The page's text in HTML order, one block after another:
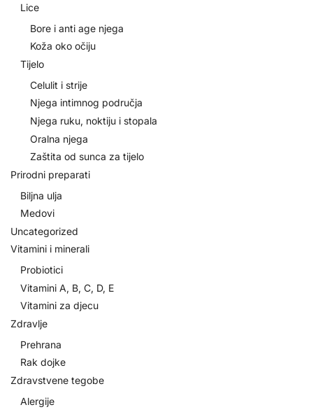
Lice
Bore i anti age njega
Koža oko očiju
Tijelo
Celulit i strije
Njega intimnog područja
Njega ruku, noktiju i stopala
Oralna njega
Zaštita od sunca za tijelo
Prirodni preparati
Biljna ulja
Medovi
Uncategorized
Vitamini i minerali
Probiotici
Vitamini A, B, C, D, E
Vitamini za djecu
Zdravlje
Prehrana
Rak dojke
Zdravstvene tegobe
Alergije